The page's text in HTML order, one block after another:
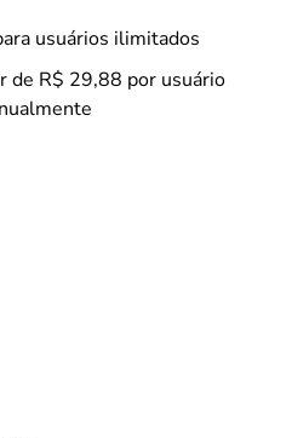
usuários ilimitados
de R$ 29,88 por usuário